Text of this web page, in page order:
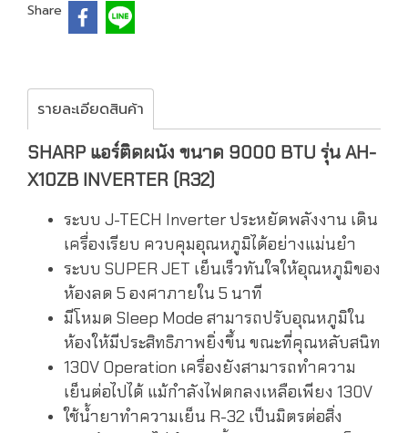
Share
รายละเอียดสินค้า
SHARP แอร์ติดผนัง ขนาด 9000 BTU รุ่น AH-
X10ZB INVERTER (R32)
ระบบ J-TECH Inverter ประหยัดพลังงาน เดิน
เครื่องเรียบ ควบคุมอุณหภูมิได้อย่างแม่นยำ
ระบบ SUPER JET เย็นเร็วทันใจให้อุณหภูมิของ
ห้องลด 5 องศาภายใน 5 นาที
มีโหมด Sleep Mode สามารถปรับอุณหภูมิใน
ห้องให้มีประสิทธิภาพยิ่งขึ้น ขณะที่คุณหลับสนิท
130V Operation เครื่องยังสามารถทำความ
เย็นต่อไปได้ แม้กำลังไฟตกลงเหลือเพียง 130V
ใช้น้ำยาทำความเย็น R-32 เป็นมิตรต่อสิ่ง